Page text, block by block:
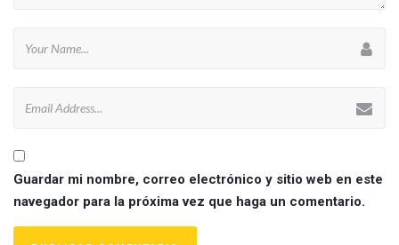
Guardar mi nombre, correo electrónico y sitio web en este
navegador para la próxima vez que haga un comentario.